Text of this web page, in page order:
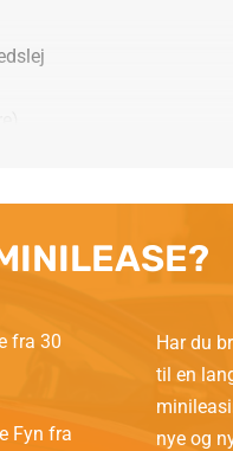
fra 30
Fyn fra
Har du
til en
nye og